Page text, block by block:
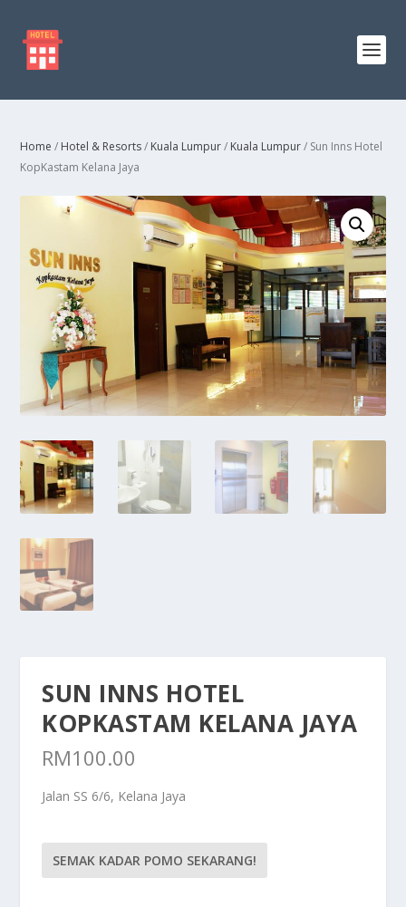
Home / Hotel & Resorts/ Kuala Lumpur/ Kuala Lumpur/ Sun Inns Hotel
KopKastam Kelana Jaya
SUN INNS HOTEL
KOPKASTAM KELANA JAYA
RM100.00
Jalan SS 6/6, Kelana Jaya
SEMAK KADAR POMO SEKARANG!